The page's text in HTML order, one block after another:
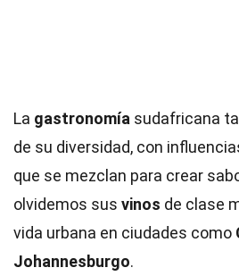
La gastronomía sudafricana
de su diversidad, con
que se mezclan para crear
olvidemos sus vinos de clase
vida urbana en ciudades como
Johannesburgo.